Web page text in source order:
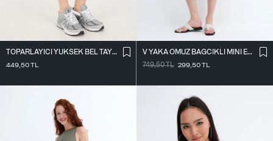
TOPARLAYICI YÜKSEK BEL TAYT TYT4000-R11
449,50TL
V YAKA OMUZ BAĞCIKLI MINI ELBISE E3394
749,50TL 299,50TL